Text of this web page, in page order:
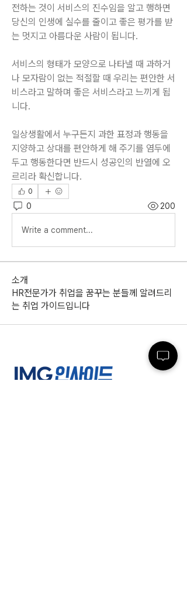
전하는 것이 서비스의 진수임을 알고 행하면
당신의 인생에 실수를 줄이고 좋은 평가를 받
는 멋지고 아름다운 사람이 됩니다.
서비스의 형태가 모양으로 나타낼 때 과하거
나 모자람이 없는 적절할 때 우리는 편안한 서
비스라고 말하며 좋은 서비스라고 느끼게 됩
니다.
일상생활에서 누구든지 과한 표정과 행동을
지양하고 상대를 편안하게 해 주기를 염두에
두고 행동한다면 반드시 성공인의 반열에 오
르리라 확신합니다.
0
0 200
Write a comment...
소개
HR전문가가 취업을 꿈꾸는 분들께 알려드리
는 취업 가이드입니다